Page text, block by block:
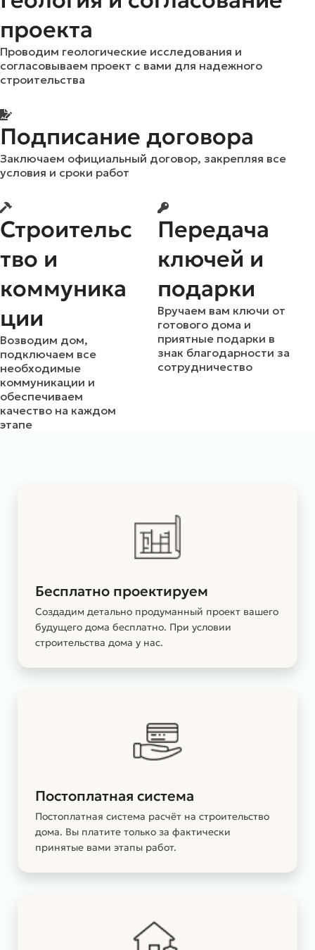
проекта
Проводим геологические исследования и
согласовываем проект с вами для надежного
строительства
Подписание договора
Заключаем официальный договор, закрепляя все
условия и сроки работ
Строительс
тво и
коммуника
ции
Возводим дом,
подключаем все
необходимые
коммуникации и
обеспечиваем
качество на каждом
этапе
Передача
ключей и
подарки
Вручаем вам ключи от
готового дома и
приятные подарки в
знак благодарности за
сотрудничество
Бесплатно проектируем
Создадим детально продуманный проект вашего
будущего дома бесплатно. При условии
строительства дома у нас.
Постоплатная система
Постоплатная система расчёт на строительство
дома. Вы платите только за фактически
принятые вами этапы работ.